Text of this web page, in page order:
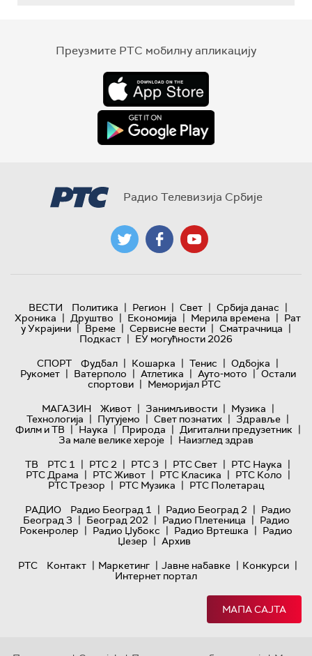
Преузмите РТС мобилну апликацију
Радио Телевизија Србије
ВЕСТИ Политика | Регион | Свет | Србија данас |
Хроника | Друштво | Економија | Мерила времена | Рат
у Украјини | Време | Сервисне вести | Сматрачница |
Подкаст | ЕУ могућности 2026
СПОРТ
Фудбал | Кошарка | Тенис | Одбојка |
Рукомет | Ватерполо | Атлетика | Ауто-мото | Остали
спортови | Меморијал РТС
МАГАЗИН
Живот | Занимљивости | Музика |
Технологијa | Путујемо | Свет познатих | Здравље |
Филм и ТВ | Наука | Природа | Дигитални предузетник |
За мале велике хероје | Наизглед здрав
ТВ
РТС 1 | РТС 2 | РТС 3 | РТС Свет | РТС Наука |
РТС Драма | РТС Живот | РТС Класика | РТС Коло |
РТС Трезор | РТС Музика | РТС Полетарац
РАДИО
Радио Београд 1 | Радио Београд 2 | Радио
Београд 3 | Београд 202 | Радио Плетеница | Радио
Рокенролер | Радио Џубокс | Радио Вртешка | Радио
Џезер | Архив
РТС
Контакт | Маркетинг | Јавне набавке | Конкурси |
Интернет портал
МАПА САЈТА